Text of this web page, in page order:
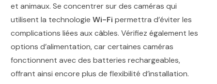
et animaux. Se concentrer sur des caméras qui
utilisent la technologieWi-Fi permettra d’éviter les
complications liées aux câbles. Vérifiez également les
options d’alimentation, car certaines caméras
fonctionnent avec des batteries rechargeables,
offrant ainsi encore plus de flexibilité d’installation.